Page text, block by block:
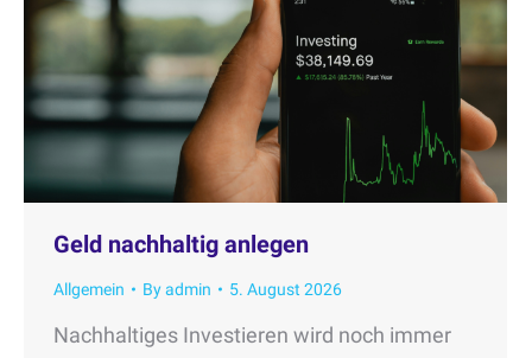
Geld nachhaltig anlegen
Allgemein Byadmin 5. August 2026
Nachhaltiges Investieren wird noch immer